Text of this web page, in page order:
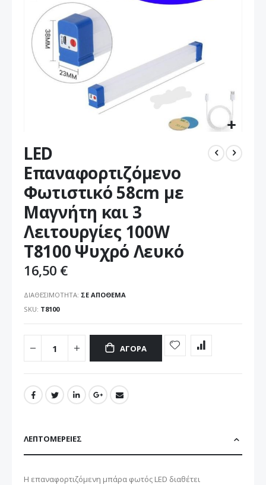
στην
αρχή
της
συλλογής
εικόνων
LED
Επαναφορτιζόμενο
Φωτιστικό 58cm με
Μαγνήτη και 3
Λειτουργίες 100W
T8100 Ψυχρό Λευκό
16,50 €
ΔΙΑΘΕΣΙΜΌΤΗΤΑ: ΣΕ ΑΠΌΘΕΜΑ
SKU T8100
ΑΓΟΡΆ
ΛΕΠΤΟΜΈΡΕΙΕΣ
Η επαναφορτιζόμενη μπάρα φωτός LED διαθέτει